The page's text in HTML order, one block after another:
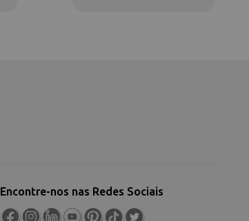
Encontre-nos nas Redes Sociais